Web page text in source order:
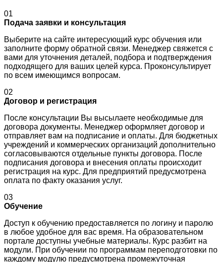
01
Подача заявки и консультация
Выберите на сайте интересующий курс обучения или
заполните форму обратной связи. Менеджер свяжется с
вами для уточнения деталей, подбора и подтверждения
подходящего для ваших целей курса. Проконсультирует
по всем имеющимся вопросам.
02
Договор и регистрация
После консультации Вы высылаете необходимые для
договора документы. Менеджер оформляет договор и
отправляет вам на подписание и оплаты. Для бюджетных
учреждений и коммерческих организаций дополнительно
согласовываются отдельные пункты договора. После
подписания договора и внесения оплаты происходит
регистрация на курс. Для предприятий предусмотрена
оплата по факту оказания услуг.
03
Обучение
Доступ к обучению предоставляется по логину и паролю
в любое удобное для вас время. На образовательном
портале доступны учебные материалы. Курс разбит на
модули. При обучении по программам переподготовки по
каждому модулю предусмотрена промежуточная